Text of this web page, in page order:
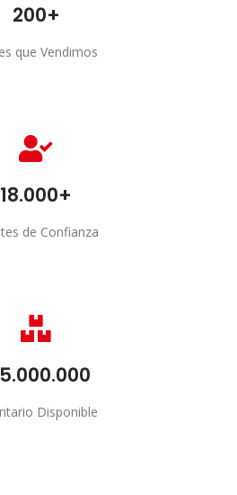
200+
que Vendimos
Países
a más de 20 países
18.000+
de Confianza
Clientes
confían en nosostros
Disponible